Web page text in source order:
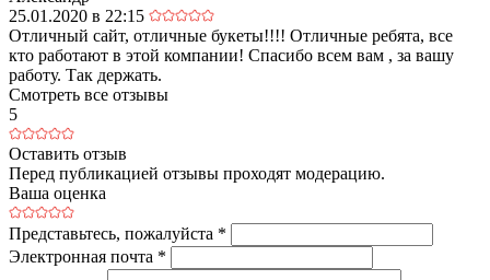
25.01.2020 в 22:15
Отличный сайт, отличные букеты!!!! Отличные ребята, все
кто работают в этой компании! Спасибо всем вам , за вашу
работу. Так держать.
Смотреть все отзывы
5
Оставить отзыв
Перед публикацией отзывы проходят модерацию.
Ваша оценка
Представьтесь, пожалуйста *
Электронная почта *